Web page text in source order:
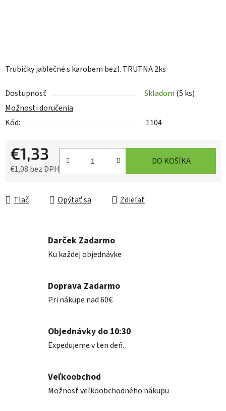
Trubičky jablečné s karobem bezl. TRUTNA 2ks
Dostupnosť Skladom (5 ks)
Možnosti doručenia
Kód:
1104
€1,33
€1,08 bez DPH
DO KOŠÍKA
Tlač Opýtať sa Zdieľať
Darček Zadarmo
Ku každej objednávke
Doprava Zadarmo
Pri nákupe nad 60€
Objednávky do 10:30
Expedujeme v ten deň.
Veľkoobchod
Možnosť veľkoobchodného nákupu